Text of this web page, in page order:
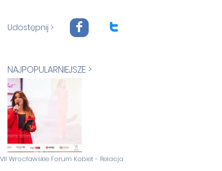
Udostępnij > F T
NAJPOPULARNIEJSZE >
VII Wrocławskie Forum Kobiet - Relacja